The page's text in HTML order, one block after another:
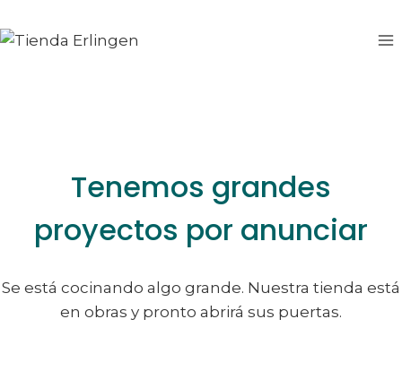
al
al
Tenemos grandes
proyectos por anunciar
Se está cocinando algo grande. Nuestra tienda está
en obras y pronto abrirá sus puertas.